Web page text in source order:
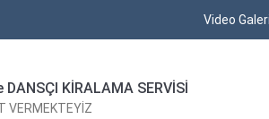
Video
DANSÇI KİRALAMA SERVİSİ
VERMEKTEYİZ